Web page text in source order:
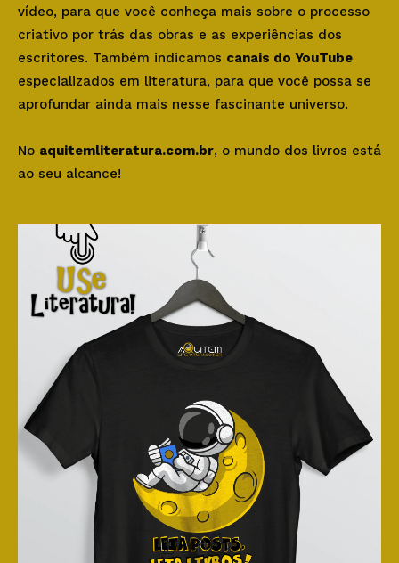
vídeo, para que você conheça mais sobre o processo
criativo por trás das obras e as experiências dos
escritores. Também indicamos canais do YouTube
especializados em literatura, para que você possa se
aprofundar ainda mais nesse fascinante universo.
No aquitemliteratura.com.br, o mundo dos livros está
ao seu alcance!